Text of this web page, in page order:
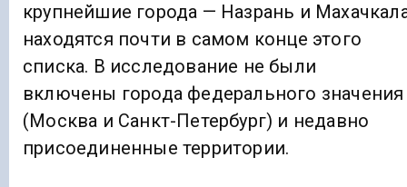
крупнейшие города — Назрань и
находятся почти в самом конце этого
списка. В исследование не были
включены города федерального значения
(Москва и Санкт-Петербург) и недавно
присоединенные территории.